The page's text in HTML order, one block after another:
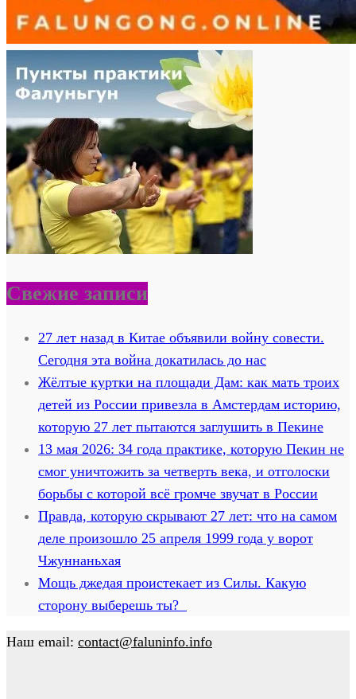
Свежие записи
27 лет назад в Китае объявили войну совести.
Сегодня эта война докатилась до нас
Жёлтые куртки на площади Дам: как мать троих
детей из России привезла в Амстердам историю,
которую 27 лет пытаются заглушить в Пекине
13 мая 2026: 34 года практике, которую Пекин не
смог уничтожить за четверть века, и отголоски
борьбы с которой всё громче звучат в России
Правда, которую скрывают 27 лет: что на самом
деле произошло 25 апреля 1999 года у ворот
Чжуннаньхая
Мощь джедая проистекает из Силы. Какую
сторону выберешь ты?
Наш email: contact@faluninfo.info